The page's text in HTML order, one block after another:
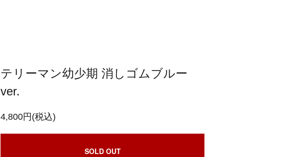
テリーマン幼少期 消しゴムブルー
ver.
4,800円(税込)
SOLD OUT